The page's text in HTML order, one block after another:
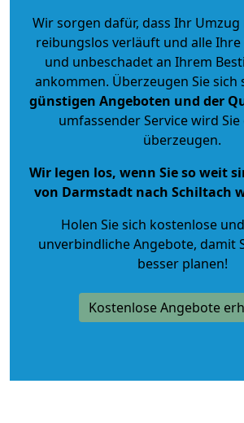
Wir sorgen dafür, dass Ihr Umzug
reibungslos verläuft und alle Ihre
und unbeschadet an Ihrem
ankommen. Überzeugen Sie sich
günstigen Angeboten und der
umfassender Service wird
überzeugen.
Wir legen los, wenn Sie so weit
von Darmstadt nach Schiltach
Holen Sie sich kostenlose
unverbindliche Angebote, damit
besser planen!
Kostenlose Angebote